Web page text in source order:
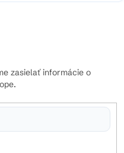
zasielať informácie o